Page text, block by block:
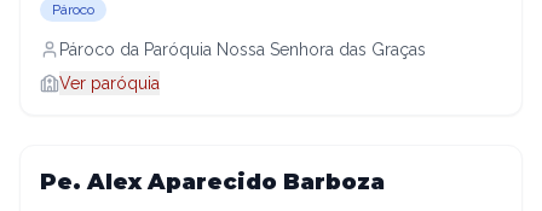
Pároco
Pároco da Paróquia Nossa Senhora das Graças
Ver paróquia
Pe. Alex Aparecido Barboza